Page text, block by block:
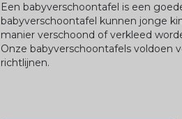
Een babyverschoontafel is een
babyverschoontafel kunnen jonge
manier verschoond of verkleed
Onze babyverschoontafels voldoen
richtlijnen.